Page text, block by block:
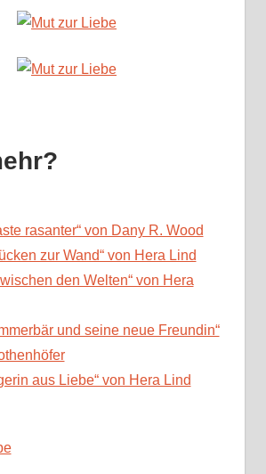
rasanter“ von Dany R. Wood
zur Wand“ von Hera Lind
den Welten“ von Hera
und seine neue Freundin“
aus Liebe“ von Hera Lind